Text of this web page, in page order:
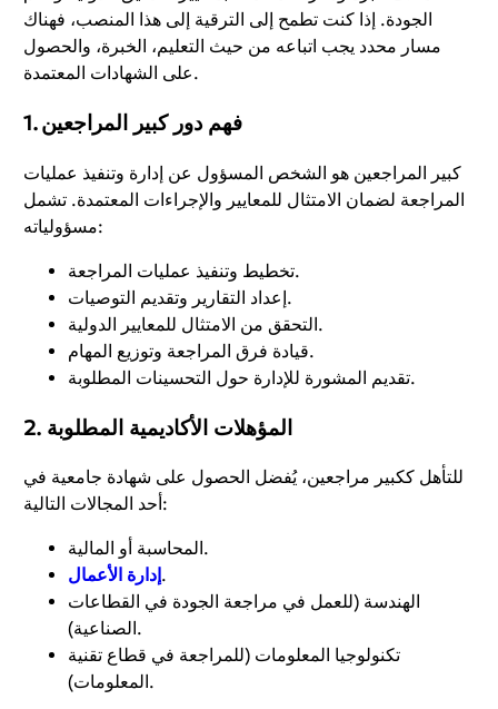
الجودة. إذا كنت تطمح إلى الترقية إلى هذا المنصب، فهناك
مسار محدد يجب اتباعه من حيث التعليم، الخبرة، والحصول
على الشهادات المعتمدة.
1. فهم دور كبير المراجعين
كبير المراجعين هو الشخص المسؤول عن إدارة وتنفيذ عمليات
المراجعة لضمان الامتثال للمعايير والإجراءات المعتمدة. تشمل
مسؤولياته:
تخطيط وتنفيذ عمليات المراجعة.
إعداد التقارير وتقديم التوصيات.
التحقق من الامتثال للمعايير الدولية.
قيادة فرق المراجعة وتوزيع المهام.
تقديم المشورة للإدارة حول التحسينات المطلوبة.
2. المؤهلات الأكاديمية المطلوبة
للتأهل ككبير مراجعين، يُفضل الحصول على شهادة جامعية في
أحد المجالات التالية:
المحاسبة أو المالية.
إدارة الأعمال.
الهندسة (للعمل في مراجعة الجودة في القطاعات
الصناعية).
تكنولوجيا المعلومات (للمراجعة في قطاع تقنية
المعلومات).